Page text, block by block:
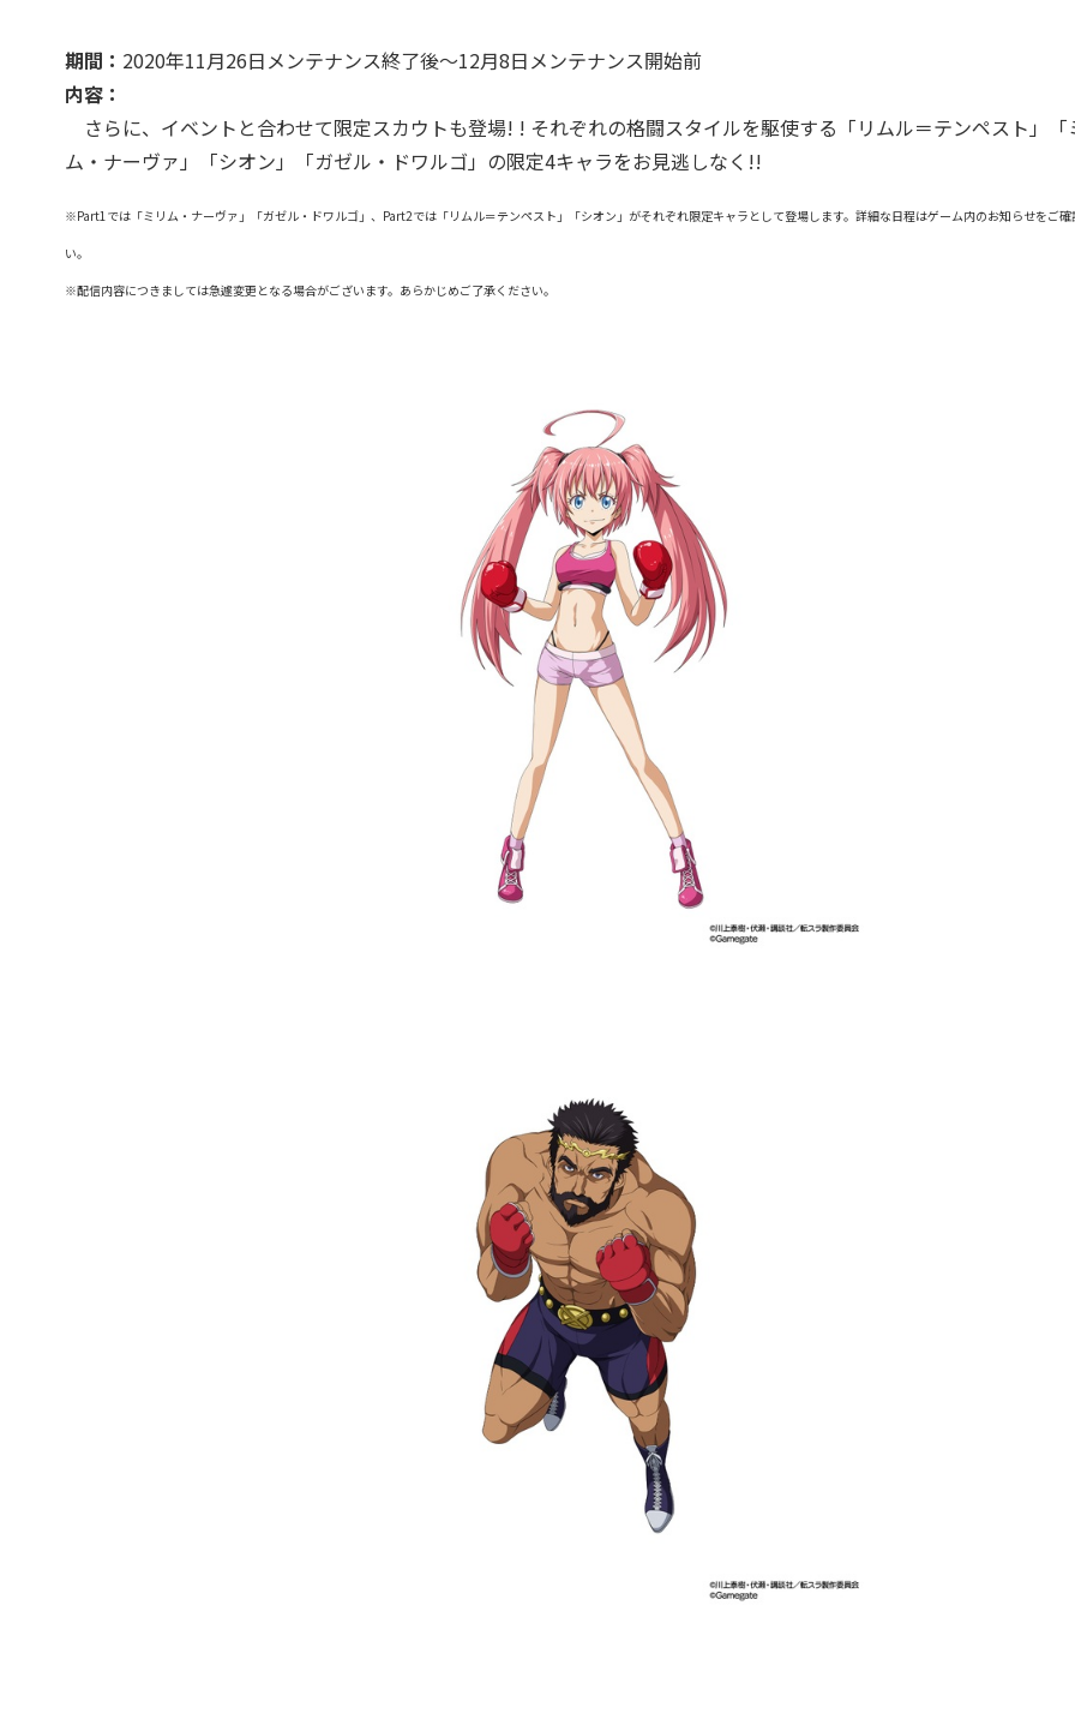
期間： 2020年11月26日メンテナンス終了後～12月8日メンテナンス開始前
内容：
さらに、イベントと合わせて限定スカウトも登場! ! それぞれの格闘スタイルを駆使する「リムル＝テンペスト」「
ム・ナーヴァ」「シオン」「ガゼル・ドワルゴ」の限定4キャラをお見逃しなく!!
※Part1では「ミリム・ナーヴァ」「ガゼル・ドワルゴ」、Part2では「リムル＝テンペスト」「シオン」がそれぞれ限定キャラとして登場します。詳細な日程はゲーム内のお知らせをご確
い。
※配信内容につきましては急遽変更となる場合がございます。あらかじめご了承ください。